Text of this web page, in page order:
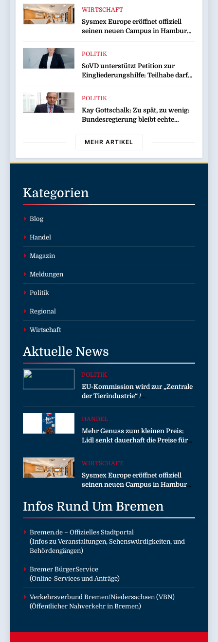
WIRTSCHAFT
Sysmex Europe eröffnet offiziell
seinen neuen Campus in Hamburg
POLITIK
SoVD unterstützt Petition zur
Eingliederungshilfe: Teilhabe darf
POLITIK
Kay Gottschalk: Zu spät, zu wenig:
Bundesregierung bleibt echte
MEHR ARTIKEL
Kategorien
Blog
Handel
Magazin
Meldungen
Politik
Regional
Wirtschaft
Aktuelle News
POLITIK
EU-Kommission wird zur „Zentrale
der Tierindustrie“ /
Tierschutzorganisation Animal
Kommission zur Tierindustrie an
HANDEL
Mehr Genuss zum kleinen Preis:
Lidl senkt dauerhaft die Preise für
Schokolade / 26 Schokoladenartikel
WIRTSCHAFT
Sysmex Europe eröffnet offiziell
seinen neuen Campus in Hamburg
zukunftsorientierte
Arbeitsumgebungen
Infos Rund Um Bremen
Bremen.de – Offizielles Stadtportal
(Infos zu Veranstaltungen, Sehenswürdigkeiten, und
Behördengängen)
Bremer BürgerService
(Online-Services und Anträge)
Verkehrsverbund Bremen/Niedersachsen (VBN)
(Öffentlicher Nahverkehr in Bremen)